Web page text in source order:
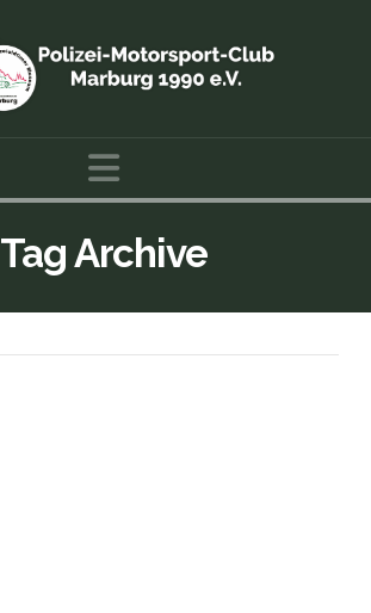
Navigation
Tag Archive